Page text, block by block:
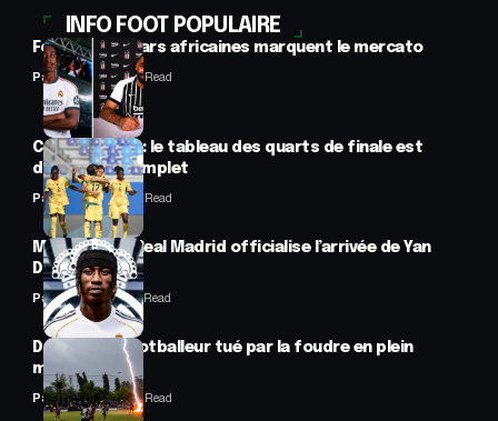
INFO FOOT POPULAIRE
Football : 2 stars africaines marquent le mercato
Panafrofoot2 Min Read
CAN féminine : le tableau des quarts de finale est
désormais complet
Panafrofoot2 Min Read
Mercato : Le Real Madrid officialise l’arrivée de Yan
Diomandé
Panafrofoot1 Min Read
Drame : un footballeur tué par la foudre en plein
match
Panafrofoot2 Min Read